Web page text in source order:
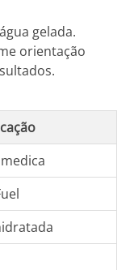
gelada.
orientação